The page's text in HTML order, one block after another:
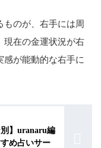
ものが、右手には周
現在の金運状況が右
感が能動的な右手に
別】uranaru編
め占いサー